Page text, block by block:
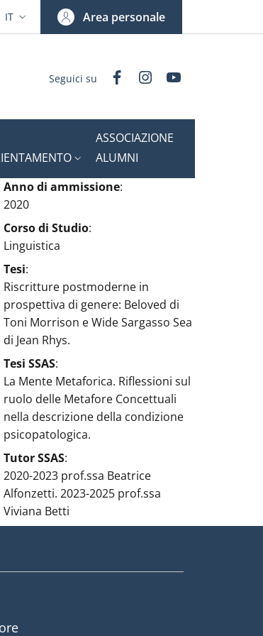
SELETTORE LINGUA: CURRENT LANGUAGE
IT Area personale
Seguici su FacebookInstagram
ASSOCIAZIONE
ALUMNI
Anno di ammissione:
2020
Corso di Studio:
Linguistica
Tesi:
Riscritture postmoderne in
prospettiva di genere: Beloved di
Toni Morrison e Wide Sargasso Sea
di Jean Rhys.
Tesi SSAS:
La Mente Metaforica. Riflessioni sul
ruolo delle Metafore Concettuali
nella descrizione della condizione
psicopatologica.
Tutor SSAS:
2020-2023 prof.ssa Beatrice
Alfonzetti. 2023-2025 prof.ssa
Viviana Betti